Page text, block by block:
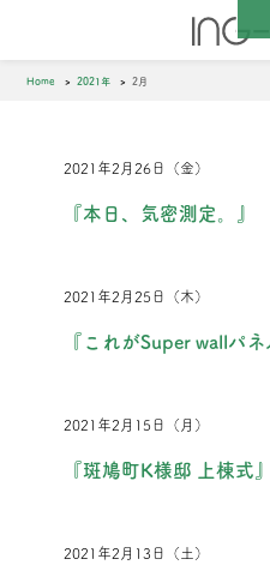
Home 2021年 2月
2021年2月26日（金）
『本日、気密測定。』
2021年2月25日（木）
『これがSuper wallパネ
2021年2月15日（月）
『斑鳩町K様邸 上棟式』
2021年2月13日（土）